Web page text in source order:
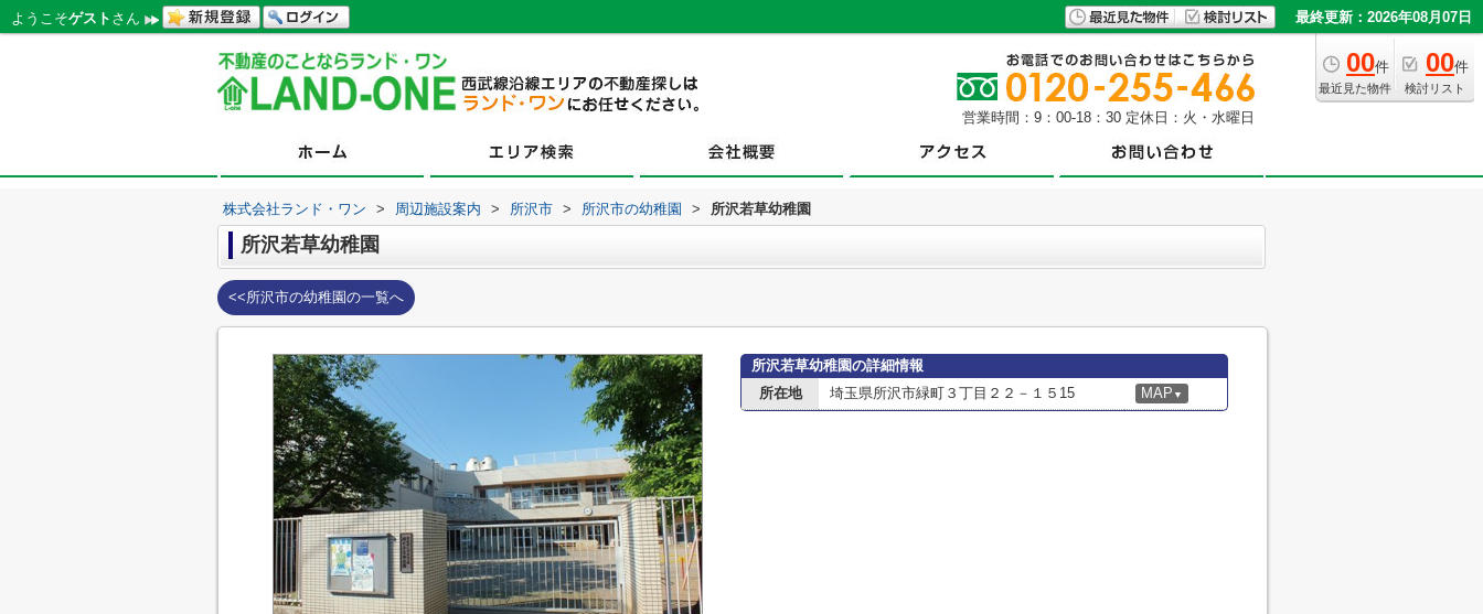
ようこそゲスト さん 最終更新：2026年08月07日
00件
最近見た物件
00件
検討リスト
営業時間：9：00-18：30 定休日：火・水曜日
株式会社ランド・ワン > 周辺施設案内 > 所沢市 > 所沢市の幼稚園 > 所沢若草幼稚園
所沢若草幼稚園
<<所沢市の幼稚園の一覧へ
所沢若草幼稚園の詳細情報
所在地
埼玉県所沢市緑町３丁目２２－１５15 MAP ▼